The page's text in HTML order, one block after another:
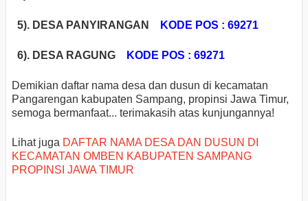
5). DESA PANYIRANGAN KODE POS : 69271
6). DESA RAGUNG KODE POS : 69271
Demikian daftar nama desa dan dusun di kecamatan
Pangarengan kabupaten Sampang, propinsi Jawa Timur,
semoga bermanfaat... terimakasih atas kunjungannya!
Lihat juga DAFTAR NAMA DESA DAN DUSUN DI
KECAMATAN OMBEN KABUPATEN SAMPANG
PROPINSI JAWA TIMUR